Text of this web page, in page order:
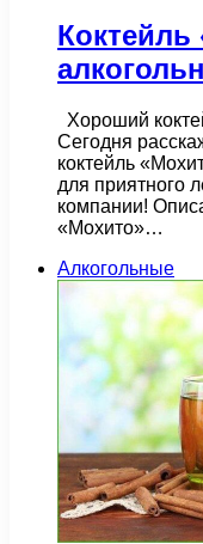
Коктейль
Хороший
Сегодня
коктейль
для приятного
компании!
«Мохито»…
Алкогольные